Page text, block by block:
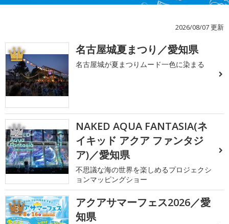
2026/08/07 更新
1 名古屋城夏まつり／愛知県
名古屋城が夏まつりムード一色に染まる
2
NAKED AQUA FANTASIA(ネ
イキッド アクア ファンタジ
ア)／愛知県
不思議な海の世界を楽しめるプロジェクシ
ョンマッピングショー
3
アクアサマーフェス2026／愛
知県